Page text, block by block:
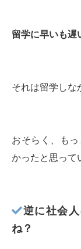
留学に早いも遅
それは留学しな
おそらく、も
かったと思って
逆に社会
ね？